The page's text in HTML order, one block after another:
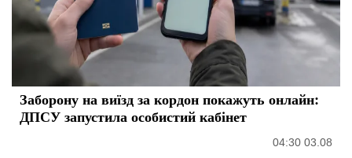
Заборону на виїзд за кордон покажуть онлайн:
ДПСУ запустила особистий кабінет
04:30 03.08